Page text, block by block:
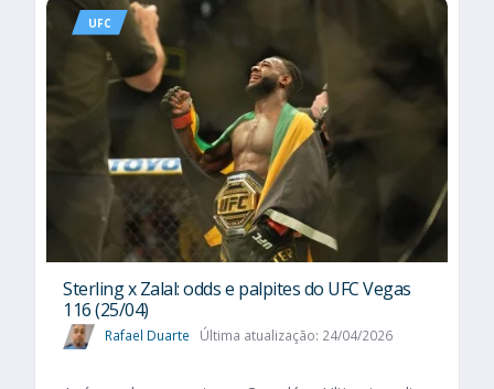
UFC
Sterling x Zalal: odds e palpites do UFC Vegas
116 (25/04)
Rafael Duarte Última atualização: 24/04/2026